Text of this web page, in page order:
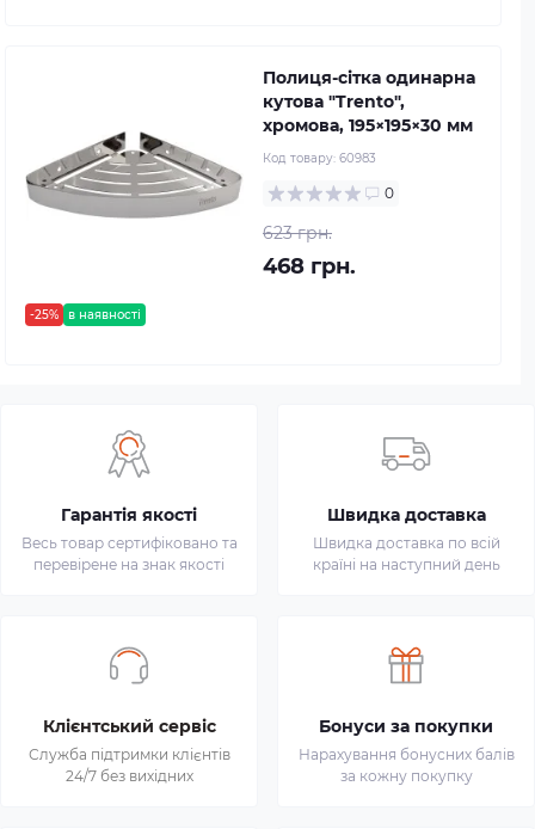
-25% в наявності
Полиця-сітка одинарна
кутова "Trento",
хромова, 195×195×30 мм
Код товару: 60983
0
623 грн.
468 грн.
Гарантія якості
Весь товар сертифіковано та
перевірене на знак якості
Швидка доставка
Швидка доставка по всій
країні на наступний день
Клієнтський сервіс
Служба підтримки клієнтів
24/7 без вихідних
Бонуси за покупки
Нарахування бонусних балів
за кожну покупку